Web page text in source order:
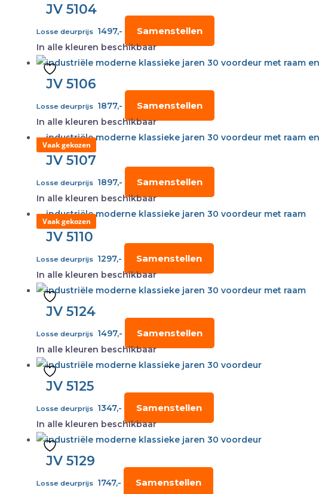
JV 5104
Losse deurprijs 1497,- Samenstellen
In alle kleuren beschikbaar
JV 5106
Losse deurprijs 1877,- Samenstellen
In alle kleuren beschikbaar
Vaak gekozen
JV 5107
Losse deurprijs 1897,- Samenstellen
In alle kleuren beschikbaar
Vaak gekozen
JV 5110
Losse deurprijs 1297,- Samenstellen
In alle kleuren beschikbaar
JV 5124
Losse deurprijs 1497,- Samenstellen
In alle kleuren beschikbaar
JV 5125
Losse deurprijs 1347,- Samenstellen
In alle kleuren beschikbaar
JV 5129
Losse deurprijs 1747,- Samenstellen